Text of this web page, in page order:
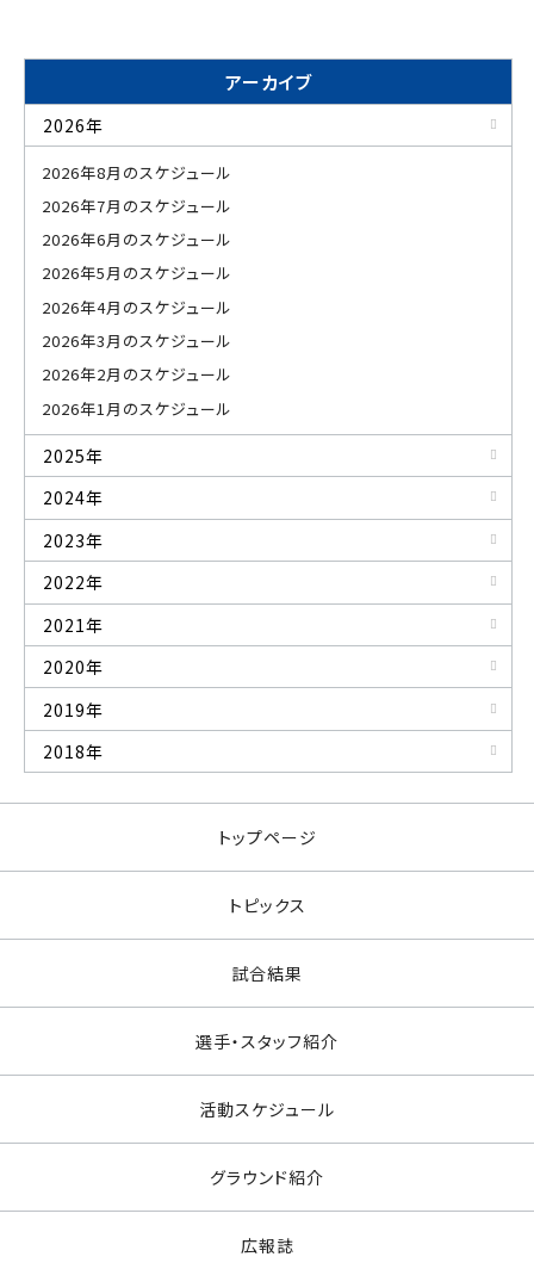
アーカイブ
2026年
2026年8月のスケジュール
2026年7月のスケジュール
2026年6月のスケジュール
2026年5月のスケジュール
2026年4月のスケジュール
2026年3月のスケジュール
2026年2月のスケジュール
2026年1月のスケジュール
2025年
2024年
2023年
2022年
2021年
2020年
2019年
2018年
トップページ
トピックス
試合結果
選手・スタッフ紹介
活動スケジュール
グラウンド紹介
広報誌